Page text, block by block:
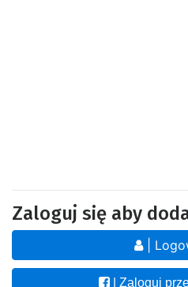
Zaloguj się aby
|
| Zaloguj